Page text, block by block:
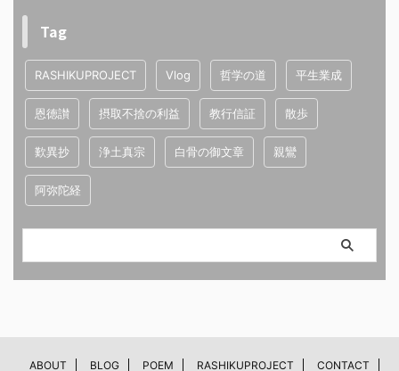
Tag
RASHIKUPROJECT Vlog 哲学の道 平生業成
恩徳讃 摂取不捨の利益 教行信証 散歩
歎異抄 浄土真宗 白骨の御文章 親鸞
阿弥陀経
ABOUT BLOG POEM RASHIKUPROJECT CONTACT